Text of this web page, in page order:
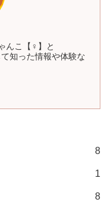
んこ【♀】と
知った情報や体験な
8
1
8